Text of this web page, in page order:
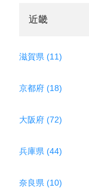
近畿
滋賀県 (11)
京都府 (18)
大阪府 (72)
兵庫県 (44)
奈良県 (10)